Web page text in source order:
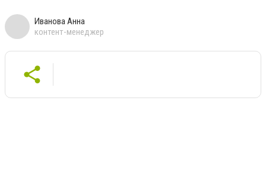
Иванова Анна
контент-менеджер